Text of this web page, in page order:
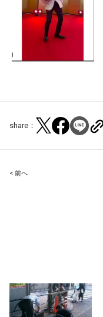
share：
Post
< 前へ